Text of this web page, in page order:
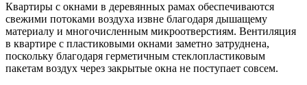
Квартиры с окнами в деревянных рамах обеспечиваются
свежими потоками воздуха извне благодаря дышащему
материалу и многочисленным микроотверстиям. Вентиляция
в квартире с пластиковыми окнами заметно затруднена,
поскольку благодаря герметичным стеклопластиковым
пакетам воздух через закрытые окна не поступает совсем.